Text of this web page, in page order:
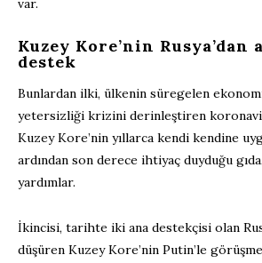
var.
Kuzey Kore’nin Rusya’dan
destek
Bunlardan ilki, ülkenin süregelen
yetersizliği krizini derinleştiren
Kuzey Kore’nin yıllarca kendi kendine
ardından son derece ihtiyaç duyduğu
yardımlar.
İkincisi, tarihte iki ana destekçisi olan
düşüren Kuzey Kore’nin Putin’le